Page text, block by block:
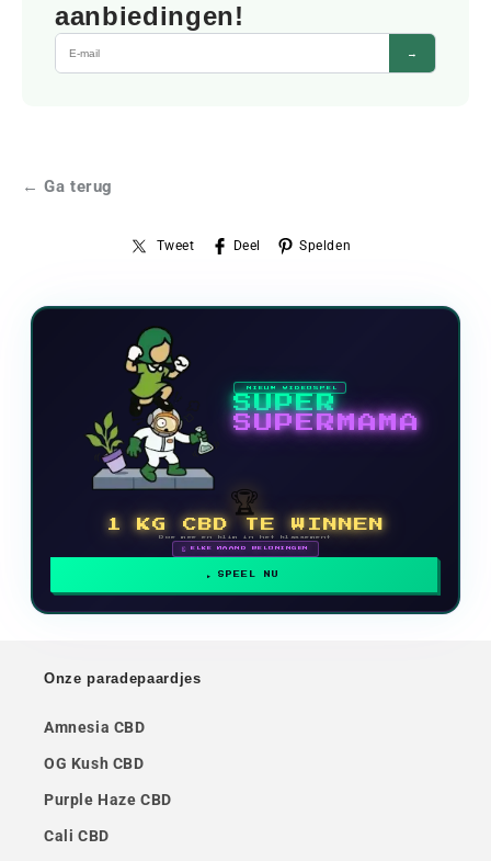
aanbiedingen!
→
← Ga terug
Tweet Deel Spelden
NIEUW VIDEOSPEL
SUPER
SUPERMAMA
🏆
1 KG CBD TE WINNEN
Doe mee en klim in het klassement
🗓 ELKE MAAND BELONINGEN
SPEEL NU
Onze paradepaardjes
Amnesia CBD
OG Kush CBD
Purple Haze CBD
Cali CBD